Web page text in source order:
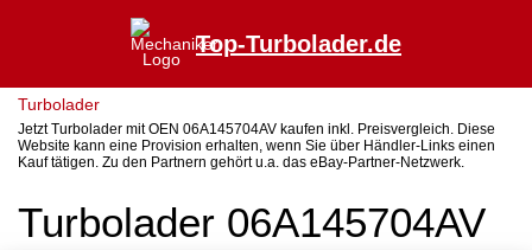
Top-Turbolader.de
Turbolader
Jetzt Turbolader mit OEN 06A145704AV kaufen inkl. Preisvergleich. Diese
Website kann eine Provision erhalten, wenn Sie über Händler-Links einen
Kauf tätigen. Zu den Partnern gehört u.a. das eBay-Partner-Netzwerk.
Turbolader 06A145704AV